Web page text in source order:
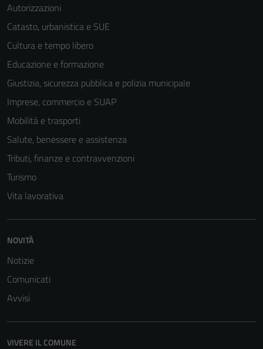
Autorizzazioni
Catasto, urbanistica e SUE
Cultura e tempo libero
Educazione e formazione
Giustizia, sicurezza pubblica e polizia municipale
Imprese, commercio e SUAP
Mobilità e trasporti
Salute, benessere e assistenza
Tributi, finanze e contravvenzioni
Turismo
Vita lavorativa
NOVITÀ
Notizie
Comunicati
Avvisi
VIVERE IL COMUNE
per il